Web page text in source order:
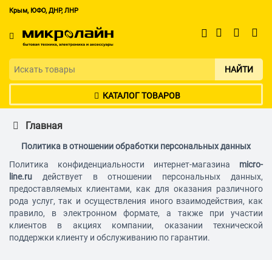
Крым, ЮФО, ДНР, ЛНР
НАЙТИ
КАТАЛОГ ТОВАРОВ
Главная
Политика в отношении обработки персональных данных
Политика конфиденциальности интернет-магазина micro-
line.ru действует в отношении персональных данных,
предоставляемых клиентами, как для оказания различного
рода услуг, так и осуществления иного взаимодействия, как
правило, в электронном формате, а также при участии
клиентов в акциях компании, оказании технической
поддержки клиенту и обслуживанию по гарантии.